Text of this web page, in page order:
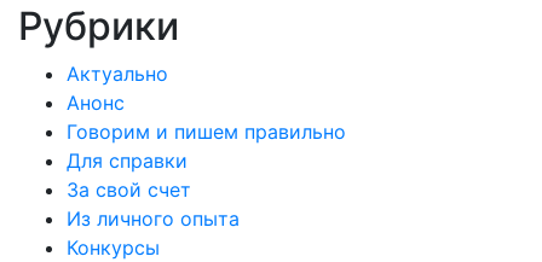
Рубрики
Актуально
Анонс
Говорим и пишем правильно
Для справки
За свой счет
Из личного опыта
Конкурсы